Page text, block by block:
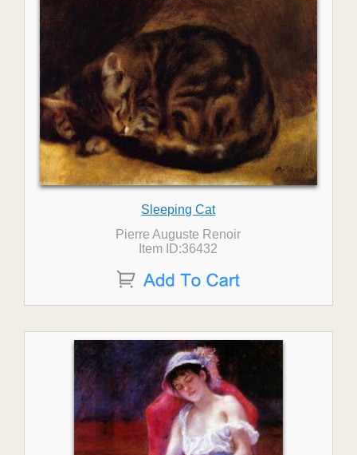
Sleeping Cat
Pierre Auguste Renoir
Item ID:36432